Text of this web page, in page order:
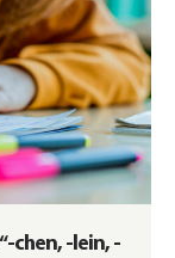
chen, -lein, -